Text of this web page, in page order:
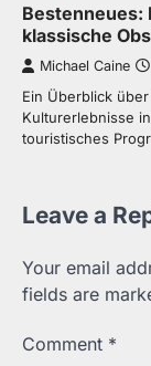
Bestenneues:
klassische
Michael Caine
Ein Überblick
Kulturerlebnisse
touristisches
Leave a
Your email
fields are
Comment *